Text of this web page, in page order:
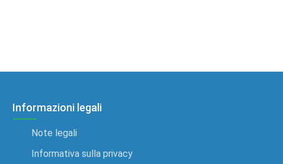
Informazioni legali
Note legali
Informativa sulla privacy